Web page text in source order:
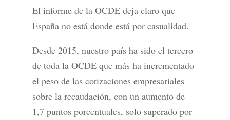
El informe de la OCDE deja claro que
España no está donde está por casualidad.
Desde 2015, nuestro país ha sido el tercero
de toda la OCDE que más ha incrementado
el peso de las cotizaciones empresariales
sobre la recaudación, con un aumento de
1,7 puntos porcentuales, solo superado por